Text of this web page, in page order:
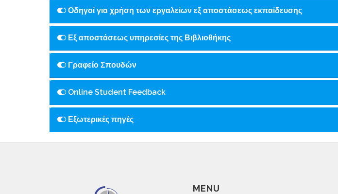
Οδηγοί για χρήση των εργαλείων εξ αποστάσεως εκπαίδευσης
Εξ αποστάσεως υπηρεσίες της Βιβλιοθήκης
Γραφείο Σπουδών
Online Student Feedback
Εξωτερικές πηγές
MENU